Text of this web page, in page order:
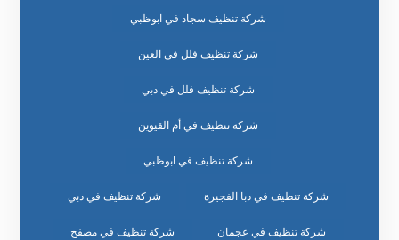
شركة تنظيف سجاد في ابوظبي
شركة تنظيف فلل في العين
شركة تنظيف فلل في دبي
شركة تنظيف في أم القيوين
شركة تنظيف في ابوظبي
شركة تنظيف في دبا الفجيرة شركة تنظيف في دبي
شركة تنظيف في عجمان شركة تنظيف في مصفح